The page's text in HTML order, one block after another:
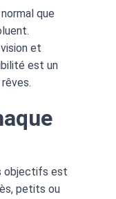
que
et
est un
objectifs est
petits ou